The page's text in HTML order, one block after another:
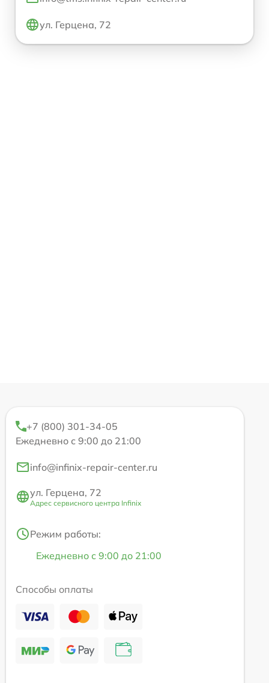
ул. Герцена, 72
+7 (800) 301-34-05
Ежедневно с 9:00 до 21:00
info@infinix-repair-center.ru
ул. Герцена, 72
Адрес сервисного центра Infinix
Режим работы:
Ежедневно с 9:00 до 21:00
Способы оплаты